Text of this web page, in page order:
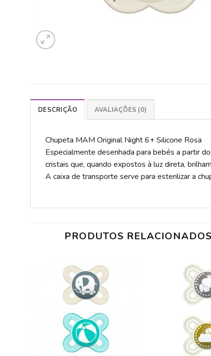
DESCRIÇÃO AVALIAÇÕES (0)
Chupeta MAM Original Night 6+ Silicone Rosa
Especialmente desenhada para bebés a partir
cristais que, quando expostos à luz direta,
A caixa de transporte serve para esterilizar a
PRODUTOS RELACIONADOS
ADICIONAR
DESEJOS